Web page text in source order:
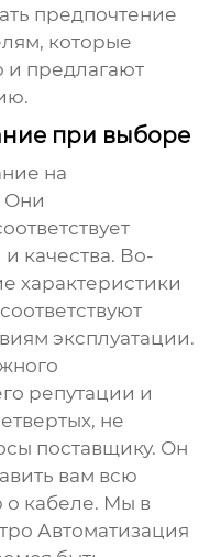
предпочтение
которые
предлагают
при выборе
на
Они
качества. Во-
характеристики
эксплуатации.
репутации и
не
поставщику. Он
вам всю
кабеле. Мы в
Автоматизация